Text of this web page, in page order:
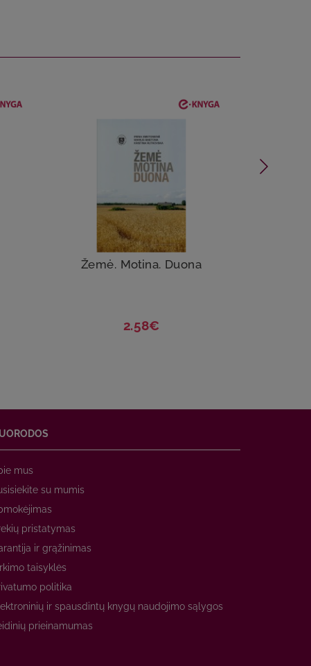
Žemė. Motina. Duona
2.58€
mus
su mumis
pristatymas
ir grąžinimas
taisyklės
politika
ir spausdintų knygų naudojimo sąlygos
prieinamumas